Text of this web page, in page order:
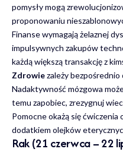
pomysły mogą
proponowaniu
Finanse wymagają żelaznej
impulsywnych zakupów
każdą większą transakcję z
Zdrowiezależy
Nadaktywność mózgowa
temu zapobiec, zrezygnuj
Pomocne okażą się ćwiczenia
dodatkiem olejków
Rak (21 czerwca – 22